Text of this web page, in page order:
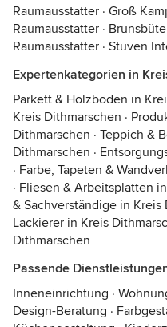
Raumausstatter · Groß
Raumausstatter ·
Raumausstatter · Stuven
Expertenkategorien in
Parkett & Holzböden in
Kreis Dithmarschen ·
Dithmarschen · Teppich &
Dithmarschen ·
· Farbe, Tapeten &
· Fliesen & Arbeitsplatten
& Sachverständige in Kreis
Lackierer in Kreis
Dithmarschen
Passende
Inneneinrichtung ·
Design-Beratung ·